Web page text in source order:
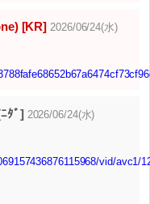
[KR] 2026/06/24(水)
ﾀﾞ] 2026/06/24(水)
vid/avc1/